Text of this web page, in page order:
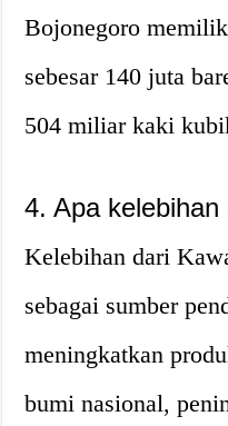
Bojonegoro
sebesar 140 juta
504 miliar kaki
4. Apa
Kelebihan dari
sebagai sumber
meningkatkan
bumi nasional,